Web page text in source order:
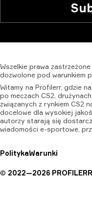
Wszelkie prawa zastrzeżone.
dozwolone pod warunkiem
Witamy na Profilerr, gdzie
po meczach CS2,
związanych z rynkiem CS2
docelowe dla wysokiej
autorzy starają się
wiadomości e-sportowe,
PolitykaWarunki
© 2022—2026 PROFILERR